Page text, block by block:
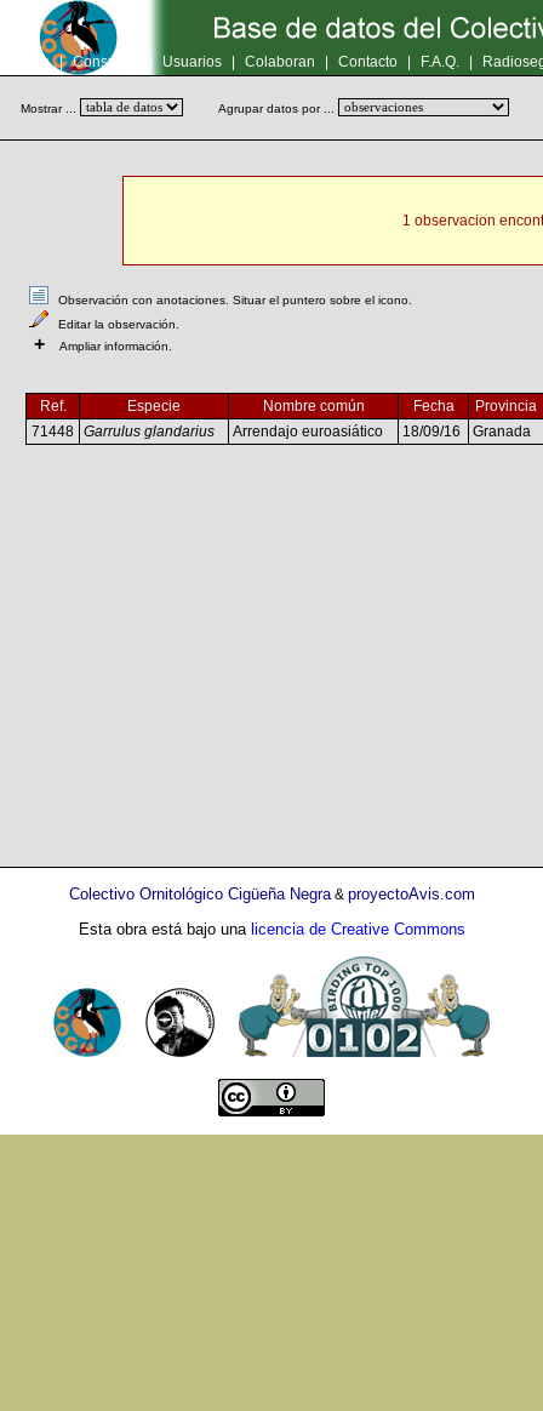
Inicio | Consultas Usuarios Colaboran Contacto F.A.Q.
Mostrar ... Agrupar datos por ...
1 observacion
Observación con anotaciones. Situar el puntero sobre el icono.
Editar la observación.
+ Ampliar información.
Ref. Especie Nombre común Fecha
Provincia
71448 Garrulus glandarius Arrendajo euroasiático 18/09/16 Granada
Colectivo Ornitológico Cigüeña Negra& proyectoAvis.com
Esta obra está bajo una licencia de Creative Commons